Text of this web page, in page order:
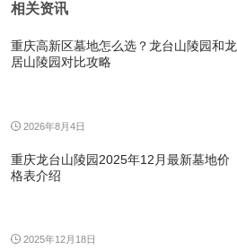
相关资讯
重庆高新区墓地怎么选？龙台山陵园和龙
居山陵园对比攻略
2026年8月4日
重庆龙台山陵园2025年12月最新墓地价
格表介绍
2025年12月18日